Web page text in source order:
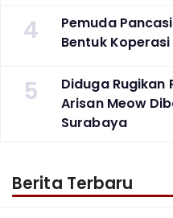
4
Pemuda
Bentuk Koperasi
5
Diduga Rugikan
Arisan Meow
Surabaya ‎
Berita Terbaru